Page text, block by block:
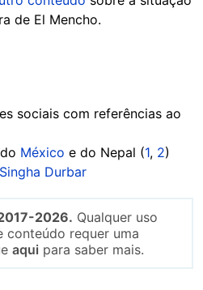
de El Mencho.
sociais com referências ao
México e do Nepal (1, 2)
Durbar
2026. Qualquer uso
conteúdo requer uma
aqui para saber mais.